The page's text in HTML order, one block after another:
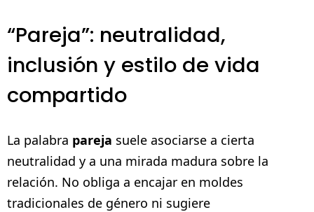
“Pareja”: neutralidad,
inclusión y estilo de vida
compartido
La palabra pareja suele asociarse a cierta
neutralidad y a una mirada madura sobre la
relación. No obliga a encajar en moldes
tradicionales de género ni sugiere